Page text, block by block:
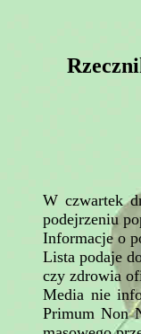
W czwartek
podejrzeniu
Informacje o
Lista podaje
czy zdrowia
Media nie
Primum Non